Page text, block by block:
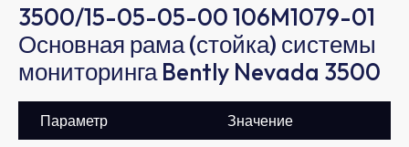
3500/15-05-05-00 106M1079-01
Основная рама (стойка) системы
мониторинга Bently Nevada 3500
Параметр Значение